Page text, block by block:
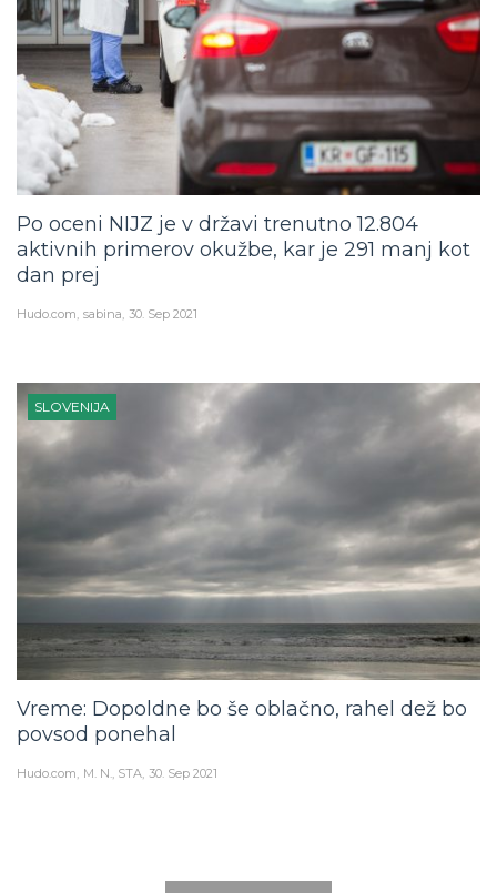
Po oceni NIJZ je v državi trenutno 12.804
aktivnih primerov okužbe, kar je 291 manj kot
dan prej
Hudo.com sabina 30. Sep 2021
SLOVENIJA
Vreme: Dopoldne bo še oblačno, rahel dež bo
povsod ponehal
Hudo.com M. N., STA 30. Sep 2021